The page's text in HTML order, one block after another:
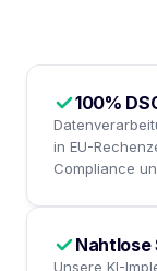
100%
in EU-
Compliance
Unsere KI-